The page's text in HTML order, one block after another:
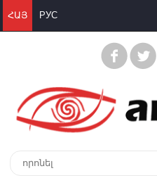
ՀԱՅ РУС